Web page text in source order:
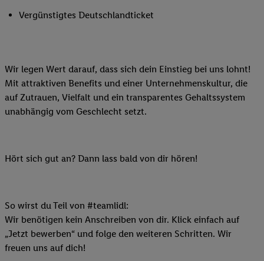
Vergünstigtes Deutschlandticket
Wir legen Wert darauf, dass sich dein Einstieg bei uns lohnt!
Mit attraktiven Benefits und einer Unternehmenskultur, die
auf Zutrauen, Vielfalt und ein transparentes Gehaltssystem
unabhängig vom Geschlecht setzt.
Hört sich gut an? Dann lass bald von dir hören!
So wirst du Teil von #teamlidl:
Wir benötigen kein Anschreiben von dir. Klick einfach auf
„Jetzt bewerben“ und folge den weiteren Schritten. Wir
freuen uns auf dich!